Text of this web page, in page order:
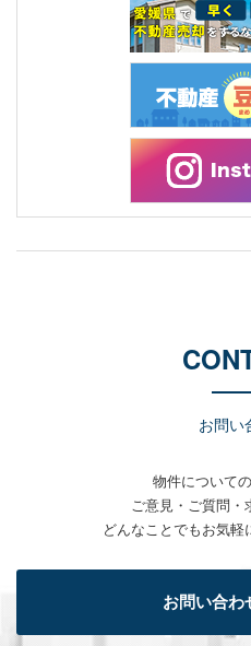
お問い
物件について
ご意見・ご質問・
どんなことでもお気軽
お問い合わ